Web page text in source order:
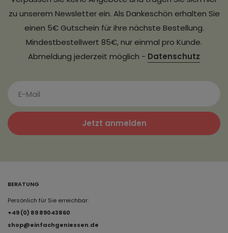
zu unserem Newsletter ein. Als Dankeschön erhalten Sie
einen 5€ Gutschein für ihre nächste Bestellung.
Mindestbestellwert 85€, nur einmal pro Kunde.
Abmeldung jederzeit möglich - Datenschutz
Jetzt anmelden
BERATUNG
Persönlich für Sie erreichbar:
+49 (0) 89 89043860
shop@einfachgeniessen.de